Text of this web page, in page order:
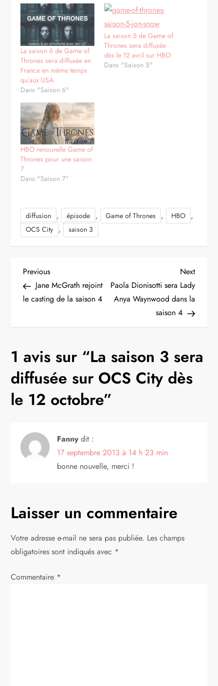
La saison 6 de Game of
Thrones sera diffusée en
France en même temps
qu’aux USA
Dans "Saison 6"
La saison 5 de Game of
Thrones sera diffusée
dès le 12 avril sur HBO
Dans "Saison 5"
HBO renouvelle Game of
Thrones pour une saison
7
Dans "Saison 7"
diffusion , épisode , Game of Thrones , HBO ,
OCS City , saison 3
N
a
g
a
i
o
d
l
’
Previous
Post
Previous
Jane McGrath rejoint
le casting de la saison 4
Next
Post
Next
Paola Dionisotti sera Lady
Anya Waynwood dans la
saison 4
1 avis sur “La saison 3 sera
diffusée sur OCS City dès
le 12 octobre”
Fanny dit :
17 septembre 2013 à 14 h 23 min
bonne nouvelle, merci !
Laisser un commentaire
Votre adresse e-mail ne sera pas publiée. Les champs
obligatoires sont indiqués avec *
Commentaire *